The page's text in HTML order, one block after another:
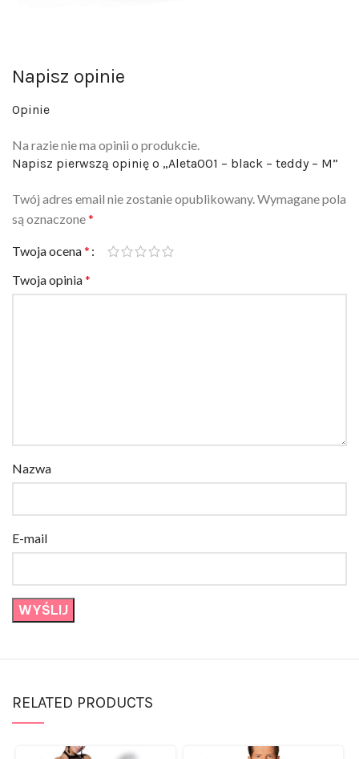
Napisz opinie
Opinie
Na razie nie ma opinii o produkcie.
Napisz pierwszą opinię o „Aleta001 – black – teddy – M”
Twój adres email nie zostanie opublikowany. Wymagane pola
są oznaczone *
Twoja ocena *
Twoja opinia *
Nazwa
E-mail
RELATED PRODUCTS